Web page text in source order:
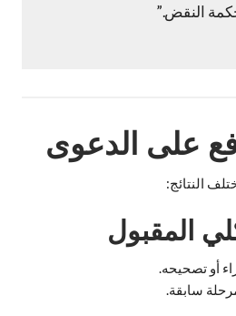
النقض.”
على الدعوى
النتائج:
أو تصحيحه.
سابقة.